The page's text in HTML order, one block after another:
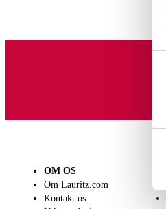
OM OS
Om Lauritz.com
Kontakt os